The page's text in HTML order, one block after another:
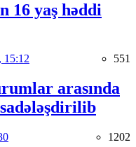
16 yaş həddi
15:12 551
arasında
1202